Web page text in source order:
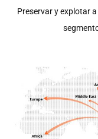
Preservar y explotar